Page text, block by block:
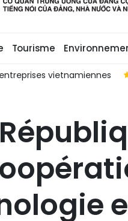
Tourisme
vietnamiennes